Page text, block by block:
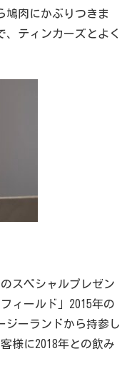
鳩肉にかぶりつきま
、ティンカーズとよく
スペシャルプレゼン
ィールド」2015年の
ジーランドから持参し
様に2018年との飲み